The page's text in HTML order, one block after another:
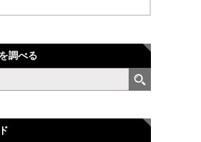
調べる